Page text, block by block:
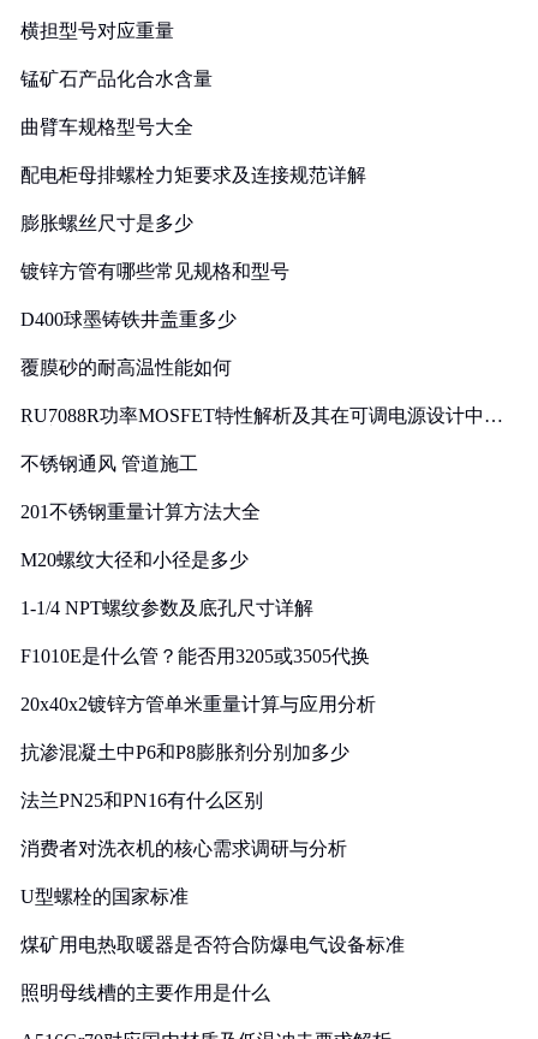
横担型号对应重量
锰矿石产品化合水含量
曲臂车规格型号大全
配电柜母排螺栓力矩要求及连接规范详解
膨胀螺丝尺寸是多少
镀锌方管有哪些常见规格和型号
D400球墨铸铁井盖重多少
覆膜砂的耐高温性能如何
RU7088R功率MOSFET特性解析及其在可调电源设计中的
不锈钢通风 管道施工
201不锈钢重量计算方法大全
M20螺纹大径和小径是多少
1-1/4 NPT螺纹参数及底孔尺寸详解
F1010E是什么管？能否用3205或3505代换
20x40x2镀锌方管单米重量计算与应用分析
抗渗混凝土中P6和P8膨胀剂分别加多少
法兰PN25和PN16有什么区别
消费者对洗衣机的核心需求调研与分析
U型螺栓的国家标准
煤矿用电热取暖器是否符合防爆电气设备标准
照明母线槽的主要作用是什么